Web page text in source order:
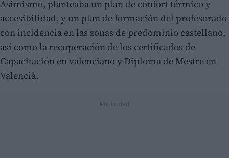
Asimismo, planteaba un plan de confort térmico y
accesibilidad, y un plan de formación del profesorado
con incidencia en las zonas de predominio castellano,
así como la recuperación de los certificados de
Capacitación en valenciano y Diploma de Mestre en
Valencià.